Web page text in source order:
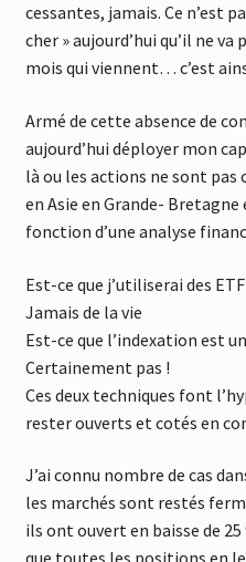
cessantes, jamais. Ce n’est
cher » aujourd’hui qu’il ne
mois qui viennent… c’est
Armé de cette absence de
aujourd’hui déployer mon
là ou les actions ne sont pas
en Asie en Grande- Bretagne
fonction d’une analyse
Est-ce que j’utiliserai des ETF
Jamais de la vie
Est-ce que l’indexation est
Certainement pas !
Ces deux techniques font
rester ouverts et cotés en
J’ai connu nombre de cas
les marchés sont restés
ils ont ouvert en baisse de